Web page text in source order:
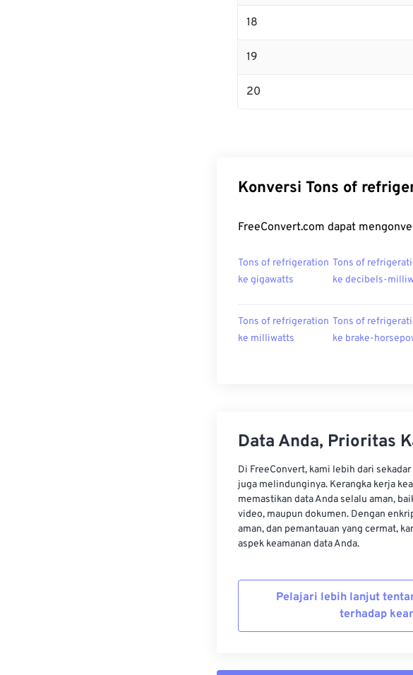
18
19
20
Konversi Tons of
FreeConvert.com dapat
Tons of refrigeration
ke gigawatts
Tons of
ke decibels-
Tons of refrigeration
ke milliwatts
Tons of
ke brake-
Data Anda, Prioritas
Di FreeConvert, kami lebih dari
juga melindunginya. Kerangka kerja
memastikan data Anda selalu aman,
video, maupun dokumen. Dengan
aman, dan pemantauan yang cermat,
aspek keamanan data Anda.
Pelajari lebih lanjut
terhadap